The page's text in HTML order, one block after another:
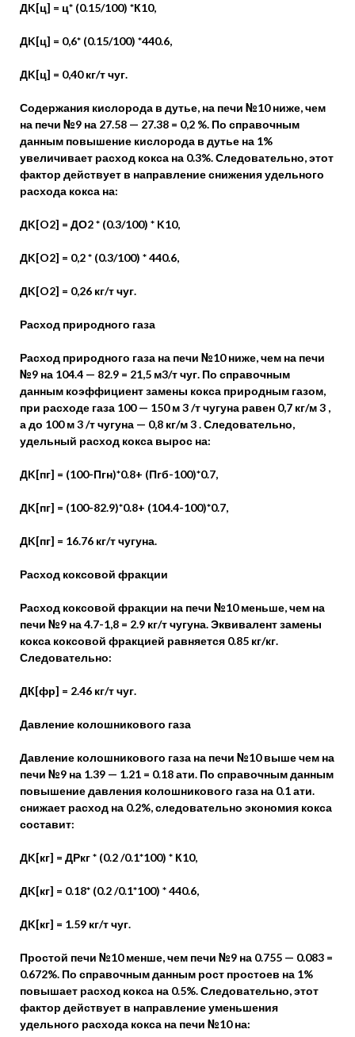
ДK[ц] = ц* (0.15/100) *К10,
ДK[ц] = 0,6* (0.15/100) *440.6,
ДK[ц] = 0,40 кг/т чуг.
Содержания кислорода в дутье, на печи №10 ниже, чем
на печи №9 на 27.58 — 27.38 = 0,2 %. По справочным
данным повышение кислорода в дутье на 1%
увеличивает расход кокса на 0.3%. Следовательно, этот
фактор действует в направление снижения удельного
расхода кокса на:
ДK[O2] = ДО2 * (0.3/100) * K10,
ДK[O2] = 0,2 * (0.3/100) * 440.6,
ДK[O2] = 0,26 кг/т чуг.
Расход природного газа
Расход природного газа на печи №10 ниже, чем на печи
№9 на 104.4 — 82.9 = 21,5 м3/т чуг. По справочным
данным коэффициент замены кокса природным газом,
при расходе газа 100 — 150 м 3 /т чугуна равен 0,7 кг/м 3 ,
а до 100 м 3 /т чугуна — 0,8 кг/м 3 . Следовательно,
удельный расход кокса вырос на:
ДK[пг] = (100-Пгн)*0.8+ (Пгб-100)*0.7,
ДK[пг] = (100-82.9)*0.8+ (104.4-100)*0.7,
ДK[пг] = 16.76 кг/т чугуна.
Расход коксовой фракции
Расход коксовой фракции на печи №10 меньше, чем на
печи №9 на 4.7-1,8 = 2.9 кг/т чугуна. Эквивалент замены
кокса коксовой фракцией равняется 0.85 кг/кг.
Следовательно:
ДК[фр] = 2.46 кг/т чуг.
Давление колошникового газа
Давление колошникового газа на печи №10 выше чем на
печи №9 на 1.39 — 1.21 = 0.18 ати. По справочным данным
повышение давления колошникового газа на 0.1 ати.
снижает расход на 0.2%, следовательно экономия кокса
составит:
ДK[кг] = ДРкг * (0.2 /0.1*100) * К10,
ДK[кг] = 0.18* (0.2 /0.1*100) * 440.6,
ДK[кг] = 1.59 кг/т чуг.
Простой печи №10 менше, чем печи №9 на 0.755 — 0.083 =
0.672%. По справочным данным рост простоев на 1%
повышает расход кокса на 0.5%. Следовательно, этот
фактор действует в направление уменьшения
удельного расхода кокса на печи №10 на: